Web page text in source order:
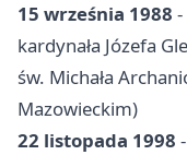
15 września 1988
kardynała Józefa
św. Michała
Mazowieckim)
22 listopada 1998